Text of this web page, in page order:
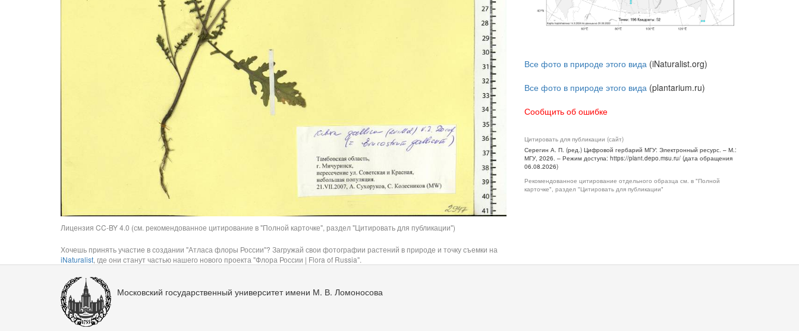
Лицензия CC-BY 4.0 (см. рекомендованное цитирование в "Полной карточке", раздел "Цитировать для публикации")
Хочешь принять участие в создании "Атласа флоры России"? Загружай свои фотографии растений в природе и точку съемки на
iNaturalist, где они станут частью нашего нового проекта "Флора России | Flora of Russia".
Все фото в природе этого вида (iNaturalist.org)
Все фото в природе этого вида (plantarium.ru)
Сообщить об ошибке
Цитировать для публикации (сайт)
Серегин А. П. (ред.) Цифровой гербарий МГУ: Электронный ресурс. – М.:
МГУ, 2026. – Режим доступа: https://plant.depo.msu.ru/ (дата обращения
06.08.2026)
Рекомендованное цитирование отдельного образца см. в "Полной
карточке", раздел "Цитировать для публикации"
Московский государственный университет имени М. В. Ломоносова